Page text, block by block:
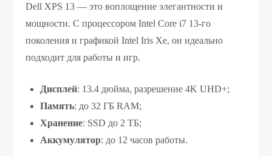
Dell XPS 13 — это воплощение элегантности и
мощности. С процессором Intel Core i7 13-го
поколения и графикой Intel Iris Xe, он идеально
подходит для работы и игр.
Дисплей: 13.4 дюйма, разрешение 4K UHD+;
Память: до 32 ГБ RAM;
Хранение: SSD до 2 ТБ;
Аккумулятор: до 12 часов работы.